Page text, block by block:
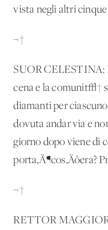
vista negli altri
¬†
SUOR CELESTINA:
cena e la comunit√†
diamanti per
dovuta andar via e
giorno dopo viene di
porta‚Ä¶cos‚Äôera?
¬†
RETTOR